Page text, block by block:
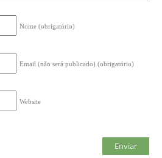
Nome(obrigatório)
Email (não será publicado)(obrigatório)
Website